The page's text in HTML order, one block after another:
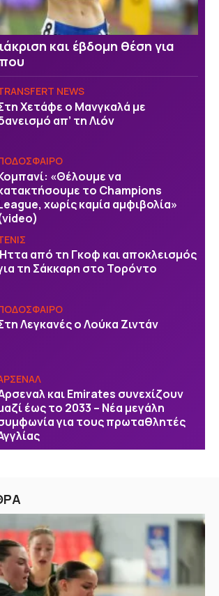
και έβδομη θέση για
NEWS
Χετάφε ο Μανγκαλά με
απ’ τη Λιόν
«Θέλουμε να
το Champions
χωρίς καμία αμφιβολία»
από τη Γκοφ και αποκλεισμός
τη Σάκκαρη στο Τορόντο
Λεγκανές ο Λούκα Ζιντάν
και Emirates συνεχίζουν
έως το 2033 – Νέα μεγάλη
για τους πρωταθλητές